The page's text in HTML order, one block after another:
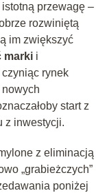
przewagę –
rozwiniętą
im zwiększyć
markii
rynek
start z
z inwestycji.
z eliminacją
„grabieżczych”
poniżej